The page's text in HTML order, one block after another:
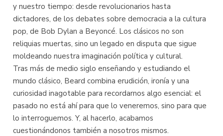
y nuestro tiempo: desde revolucionarios hasta
dictadores, de los debates sobre democracia a la cultura
pop, de Bob Dylan a Beyoncé. Los clásicos no son
reliquias muertas, sino un legado en disputa que sigue
moldeando nuestra imaginación política y cultural.
Tras más de medio siglo enseñando y estudiando el
mundo clásico, Beard combina erudición, ironía y una
curiosidad inagotable para recordarnos algo esencial: el
pasado no está ahí para que lo veneremos, sino para que
lo interroguemos. Y, al hacerlo, acabamos
cuestionándonos también a nosotros mismos.